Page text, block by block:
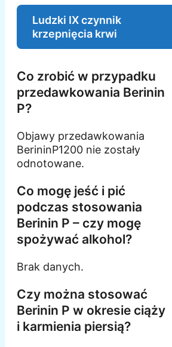
Ludzki IX czynnik
krzepnięcia krwi
Co zrobić w przypadku
przedawkowania Berinin
P?
Objawy przedawkowania
BerininP1200 nie zostały
odnotowane.
Co mogę jeść i pić
podczas stosowania
Berinin P – czy mogę
spożywać alkohol?
Brak danych.
Czy można stosować
Berinin P w okresie ciąży
i karmienia piersią?